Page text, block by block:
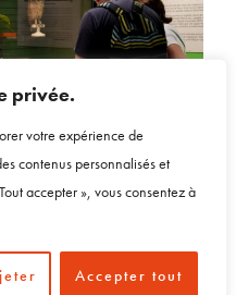
privée.
votre expérience de
contenus personnalisés et
accepter », vous consentez à
Accepter tout